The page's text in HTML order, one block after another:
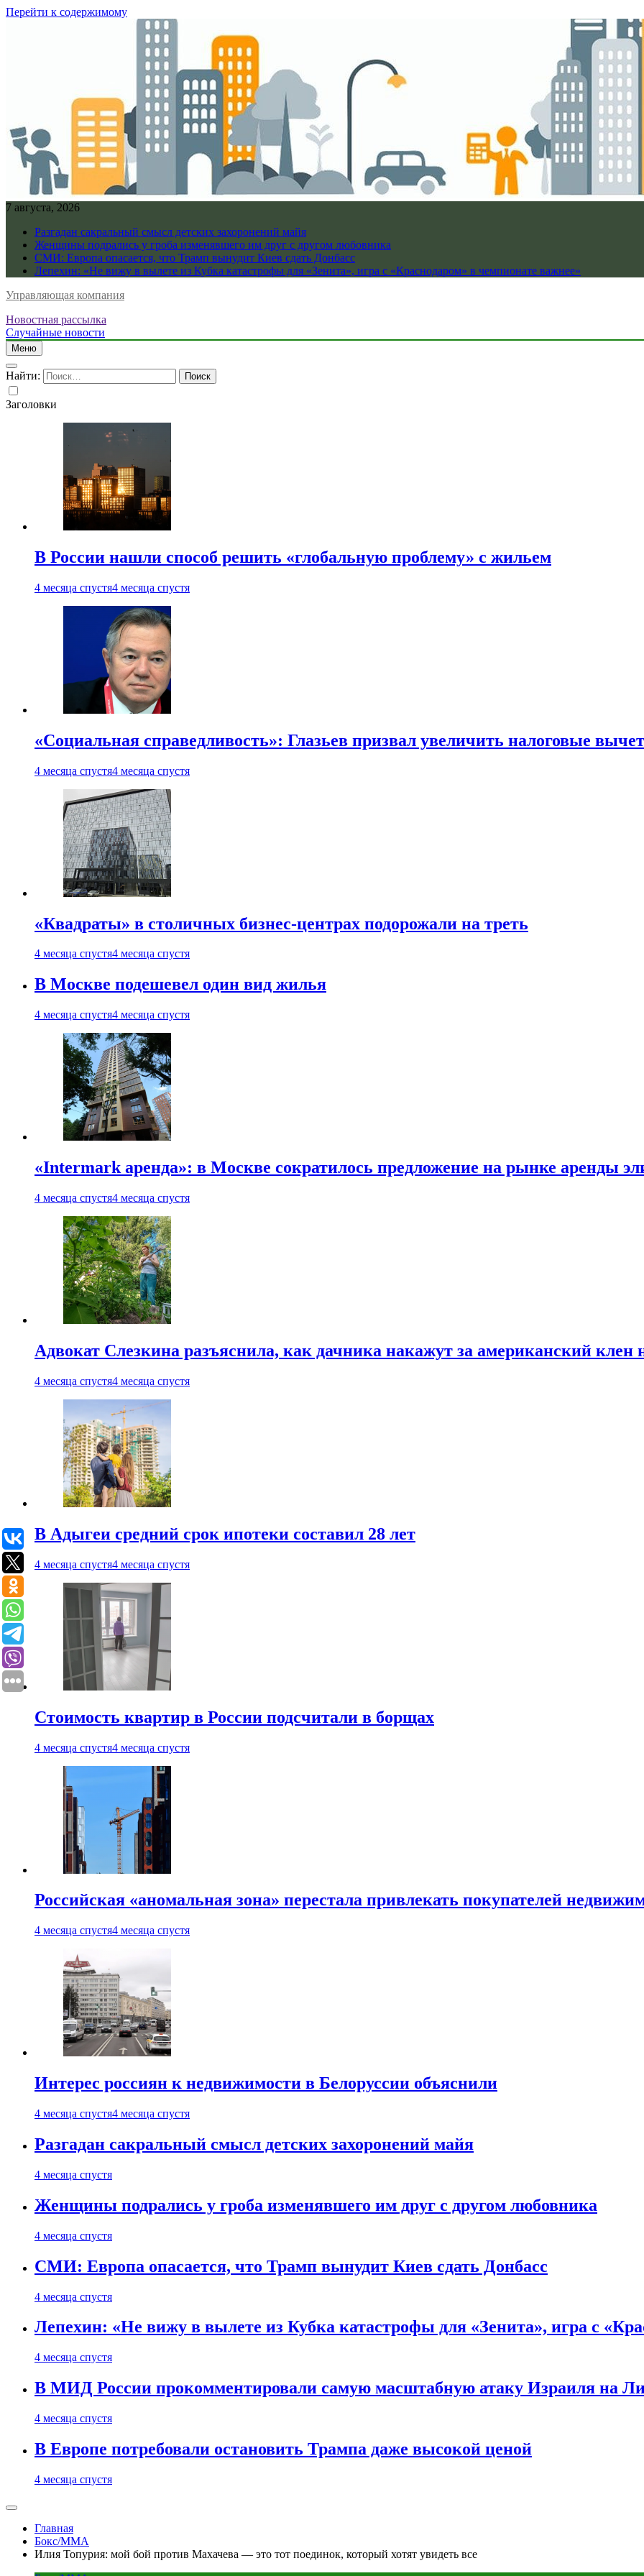
Перейти к содержимому
7 августа, 2026
Разгадан сакральный смысл детских захоронений майя
Женщины подрались у гроба изменявшего им друг с другом любовника
СМИ: Европа опасается, что Трамп вынудит Киев сдать Донбасс
Лепехин: «Не вижу в вылете из Кубка катастрофы для «Зенита», игра с «Краснодаром» в чемпионате важнее»
Управляющая компания
Новостная рассылка
Случайные новости
Меню
Найти:
Заголовки
В России нашли способ решить «глобальную проблему» с жильем
4 месяца спустя4 месяца спустя
«Социальная справедливость»: Глазьев призвал увеличить налоговые
4 месяца спустя4 месяца спустя
«Квадраты» в столичных бизнес-центрах подорожали на треть
4 месяца спустя4 месяца спустя
В Москве подешевел один вид жилья
4 месяца спустя4 месяца спустя
«Intermark аренда»: в Москве сократилось предложение на рынке аренды
4 месяца спустя4 месяца спустя
Адвокат Слезкина разъяснила, как дачника накажут за американский клен
4 месяца спустя4 месяца спустя
В Адыгеи средний срок ипотеки составил 28 лет
4 месяца спустя4 месяца спустя
Стоимость квартир в России подсчитали в борщах
4 месяца спустя4 месяца спустя
Российская «аномальная зона» перестала привлекать покупателей
4 месяца спустя4 месяца спустя
Интерес россиян к недвижимости в Белоруссии объяснили
4 месяца спустя4 месяца спустя
Разгадан сакральный смысл детских захоронений майя
4 месяца спустя
Женщины подрались у гроба изменявшего им друг с другом любовника
4 месяца спустя
СМИ: Европа опасается, что Трамп вынудит Киев сдать Донбасс
4 месяца спустя
Лепехин: «Не вижу в вылете из Кубка катастрофы для «Зенита», игра с
4 месяца спустя
В МИД России прокомментировали самую масштабную атаку Израиля на
4 месяца спустя
В Европе потребовали остановить Трампа даже высокой ценой
4 месяца спустя
Главная
Бокс/MMA
Илия Топурия: мой бой против Махачева — это тот поединок, который хотят увидеть все